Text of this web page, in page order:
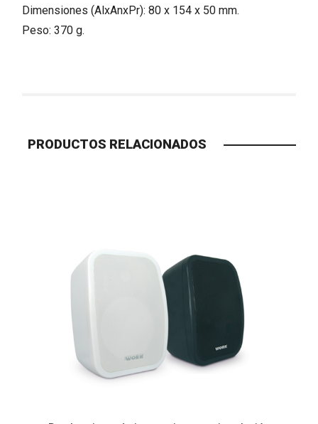
Dimensiones (AlxAnxPr): 80 x 154 x 50 mm.
Peso: 370 g.
PRODUCTOS RELACIONADOS